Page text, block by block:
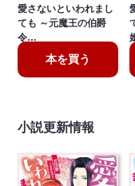
愛さないといわれまし
ても ～元魔王の伯爵
令…
本を買う
小説更新情報